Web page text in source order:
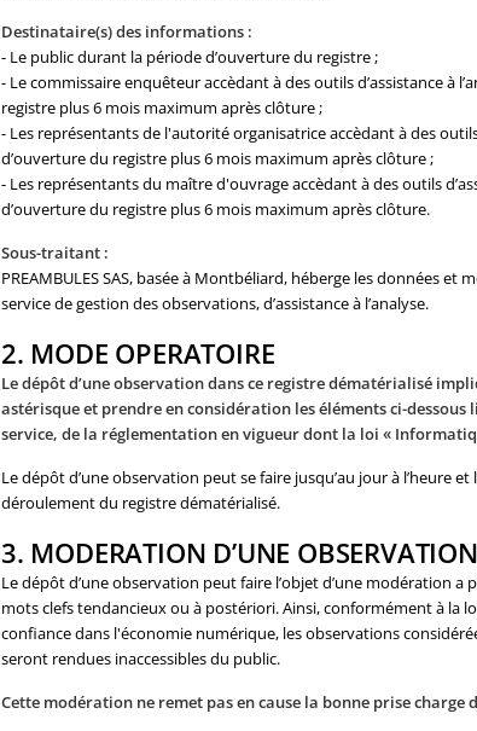
Destinataire(s) des informations :
- Le public durant la période d’ouverture du registre ;
- Le commissaire enquêteur accèdant à des outils d’assistance à
registre plus 6 mois maximum après clôture ;
- Les représentants de l'autorité organisatrice accèdant à des
d’ouverture du registre plus 6 mois maximum après clôture ;
- Les représentants du maître d'ouvrage accèdant à des outils
d’ouverture du registre plus 6 mois maximum après clôture.
Sous-traitant :
PREAMBULES SAS, basée à Montbéliard, héberge les données et
service de gestion des observations, d’assistance à l’analyse.
2. MODE OPERATOIRE
Le dépôt d’une observation dans ce registre dématérialisé
astérisqueet prendre en considération les éléments ci-dessous
service, de la réglementation en vigueur dont la loi «
Le dépôt d’une observation peut se faire jusqu’au jour à l’heure
déroulement du registre dématérialisé.
3. MODERATION D’UNE OBSERVATION
Le dépôt d’une observation peut faire l’objet d’une modération
mots clefs tendancieux ou à postériori. Ainsi, conformément à la
confiance dans l'économie numérique, les observations
seront rendues inaccessibles du public.
Cette modération ne remet pas en cause la bonne prise charge